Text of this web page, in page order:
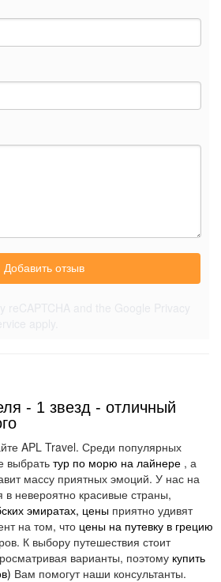
Добавить отзыв
- 1 звезд - отличный
APL Travel. Среди популярных
выбрать тур по морю на лайнере , а
массу приятных эмоций. У нас на
в невероятно красивые страны,
эмиратах, цены приятно удивят
на том, что цены на путевку в грецию
К выбору путешествия стоит
варианты, поэтому купить
Вам помогут наши консультанты.